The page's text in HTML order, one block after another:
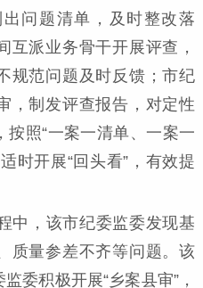
问题清单，及时整改落
互派业务骨干开展评查，
规范问题及时反馈；市纪
，制发评查报告，对定性
照“一案一清单、一案一
时开展“回头看”，有效提
中，该市纪委监委发现基
质量参差不齐等问题。该
委积极开展“乡案县审”，